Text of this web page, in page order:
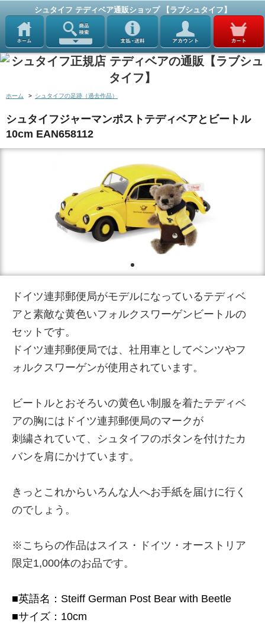
シュタイフ テディベア通販ショップ 【ラブシュタイフ】
ホーム > シュタイフの足跡（過去作品）
シュタイフジャーマンポストテディベアとビートル
10cm EAN658112
ドイツ連邦郵便局がモデルになっているテディベ
アと素敵な黄色いフォルクスワーゲンビートルの
セットです。
ドイツ連邦郵便局では、社用車としてベンツやフ
ォルクスワーゲンが使用されています。
ビートルとおそろいの黄色い制服を着たテディベ
アの胸にはドイツ連邦郵便局のマークが
刺繍されていて、シュタイフのボタンを付けたカ
バンを肩にかけています。
きっとこれからいろんな人へお手紙を届けに行く
のでしょう。
※こちらの作品はスイス・ドイツ・オーストリア
限定1,000体のお品です。
■英語名：Steiff German Post Bear with Beetle
■サイズ：10cm